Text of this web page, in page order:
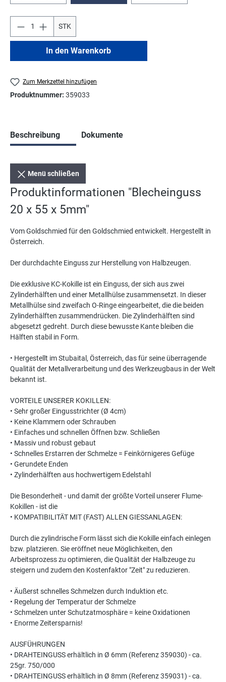
STK
In den Warenkorb
Zum Merkzettel hinzufügen
Produktnummer: 359033
Beschreibung Dokumente
Menü schließen
Produktinformationen "Blecheinguss
20 x 55 x 5mm"
Vom Goldschmied für den Goldschmied entwickelt. Hergestellt in
Österreich.
Der durchdachte Einguss zur Herstellung von Halbzeugen.
Die exklusive KC-Kokille ist ein Einguss, der sich aus zwei
Zylinderhälften und einer Metallhülse zusammensetzt. In dieser
Metallhülse sind zweifach O-Ringe eingearbeitet, die die beiden
Zylinderhälften zusammendrücken. Die Zylinderhälften sind
abgesetzt gedreht. Durch diese bewusste Kante bleiben die
Hälften stabil in Form.
• Hergestellt im Stubaital, Österreich, das für seine überragende
Qualität der Metallverarbeitung und des Werkzeugbaus in der Welt
bekannt ist.
VORTEILE UNSERER KOKILLEN:
• Sehr großer Eingusstrichter (Ø 4cm)
• Keine Klammern oder Schrauben
• Einfaches und schnellen Öffnen bzw. Schließen
• Massiv und robust gebaut
• Schnelles Erstarren der Schmelze = Feinkörnigeres Gefüge
• Gerundete Enden
• Zylinderhälften aus hochwertigem Edelstahl
Die Besonderheit - und damit der größte Vorteil unserer Flume-
Kokillen - ist die
• KOMPATIBILITÄT MIT (FAST) ALLEN GIESSANLAGEN:
Durch die zylindrische Form lässt sich die Kokille einfach einlegen
bzw. platzieren. Sie eröffnet neue Möglichkeiten, den
Arbeitsprozess zu optimieren, die Qualität der Halbzeuge zu
steigern und zudem den Kostenfaktor "Zeit" zu reduzieren.
• Äußerst schnelles Schmelzen durch Induktion etc.
• Regelung der Temperatur der Schmelze
• Schmelzen unter Schutzatmosphäre = keine Oxidationen
• Enorme Zeitersparnis!
AUSFÜHRUNGEN
• DRAHTEINGUSS erhältlich in Ø 6mm (Referenz 359030) - ca.
25gr. 750/000
• DRAHTEINGUSS erhältlich in Ø 8mm (Referenz 359031) - ca.